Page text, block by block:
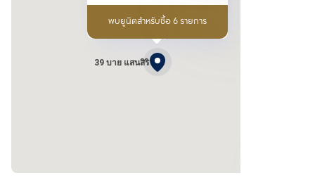
39 บาย แสนสิริ
พบยูนิตสำหรับซื้อ 6 รายการ